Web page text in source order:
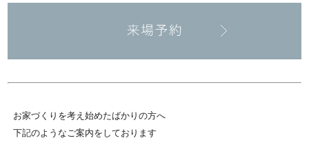
お家づくりを考え始めたばかりの方へ
下記のようなご案内をしております